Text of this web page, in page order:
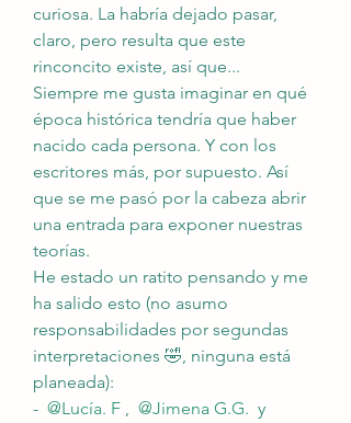
curiosa. La habría dejado pasar,
claro, pero resulta que este
rinconcito existe, así que...
Siempre me gusta imaginar en qué
época histórica tendría que haber
nacido cada persona. Y con los
escritores más, por supuesto. Así
que se me pasó por la cabeza abrir
una entrada para exponer nuestras
teorías.
He estado un ratito pensando y me
ha salido esto (no asumo
responsabilidades por segundas
interpretaciones 🤣, ninguna está
planeada):
- @Lucía. F , @Jimena G.G. y